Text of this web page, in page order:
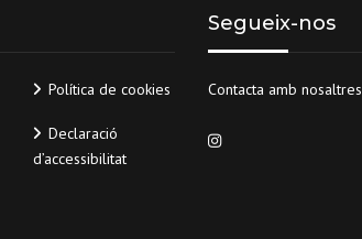
Política de cookies
Declaració
d’accessibilitat
Segueix-nos
Contacta amb nosaltres